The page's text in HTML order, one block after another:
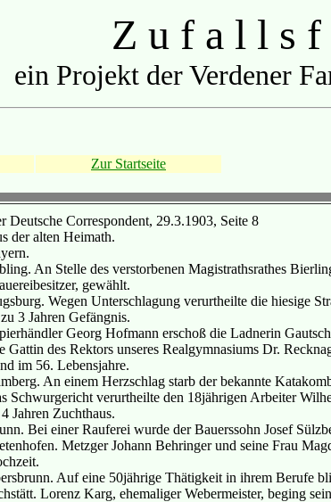
Z u f a l l s f
ein Projekt der Verdener
Zur Startseite
Deutsche Correspondent, 29.3.1903, Seite 8
der alten Heimath.
An Stelle des verstorbenen Magistrathsrathes
gewählt.
Wegen Unterschlagung verurtheilte die hiesige
3 Jahren Gefängnis.
Georg Hofmann erschoß die Ladnerin
Gattin des Rektors unseres Realgymnasiums Dr.
im 56. Lebensjahre.
An einem Herzschlag starb der bekannte
Schwurgericht verurtheilte den 18jährigen Arbeiter
Jahren Zuchthaus.
Bei einer Rauferei wurde der Bauerssohn Josef
Metzger Johann Behringer und seine Frau
Auf eine 50jährige Thätigkeit in ihrem Berufe
Lorenz Karg, ehemaliger Webermeister, beging